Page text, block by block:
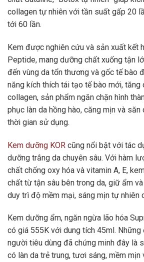
collagen tự nhiên với tần suất gấp 20
tới 60 lần.
Kem được nghiên cứu và sản xuất kết
Peptide, mang dưỡng chất xuống tận
đến vùng da tổn thương và gốc tế bào
năng kích thích tái tạo tế bào mới, tăng
collagen, sản phẩm ngăn chặn hình
phục làn da hồng hào, căng mịn và
thời gian sử dụng.
Kem dưỡng KOR cũng nổi bật với tác
dưỡng trắng da chuyên sâu. Với hàm
chất chống oxy hóa và vitamin A, E,
chất từ tận sâu bên trong da, giữ ẩm
duy trì độ mềm mại, sáng mịn tự nhiên
Kem dưỡng ẩm, ngăn ngừa lão hóa
có giá 555K với dung tích 45ml.
người tiêu dùng đã chứng minh đây là
có làn da trẻ trung, tươi sáng, mềm mịn